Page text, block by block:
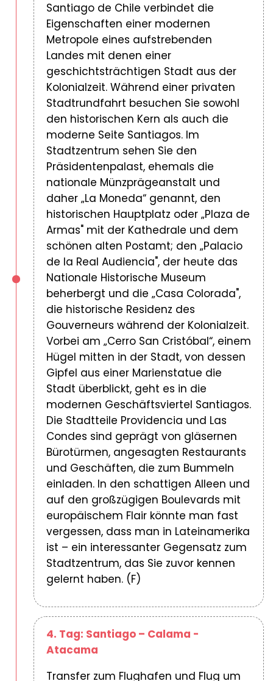
Santiago de Chile verbindet die
Eigenschaften einer modernen
Metropole eines aufstrebenden
Landes mit denen einer
geschichtsträchtigen Stadt aus der
Kolonialzeit. Während einer privaten
Stadtrundfahrt besuchen Sie sowohl
den historischen Kern als auch die
moderne Seite Santiagos. Im
Stadtzentrum sehen Sie den
Präsidentenpalast, ehemals die
nationale Münzprägeanstalt und
daher „La Moneda“ genannt, den
historischen Hauptplatz oder „Plaza de
Armas" mit der Kathedrale und dem
schönen alten Postamt; den „Palacio
de la Real Audiencia", der heute das
Nationale Historische Museum
beherbergt und die „Casa Colorada",
die historische Residenz des
Gouverneurs während der Kolonialzeit.
Vorbei am „Cerro San Cristóbal“, einem
Hügel mitten in der Stadt, von dessen
Gipfel aus einer Marienstatue die
Stadt überblickt, geht es in die
modernen Geschäftsviertel Santiagos.
Die Stadtteile Providencia und Las
Condes sind geprägt von gläsernen
Bürotürmen, angesagten Restaurants
und Geschäften, die zum Bummeln
einladen. In den schattigen Alleen und
auf den großzügigen Boulevards mit
europäischem Flair könnte man fast
vergessen, dass man in Lateinamerika
ist – ein interessanter Gegensatz zum
Stadtzentrum, das Sie zuvor kennen
gelernt haben. (F)
4. Tag: Santiago – Calama -
Atacama
Transfer zum Flughafen und Flug um